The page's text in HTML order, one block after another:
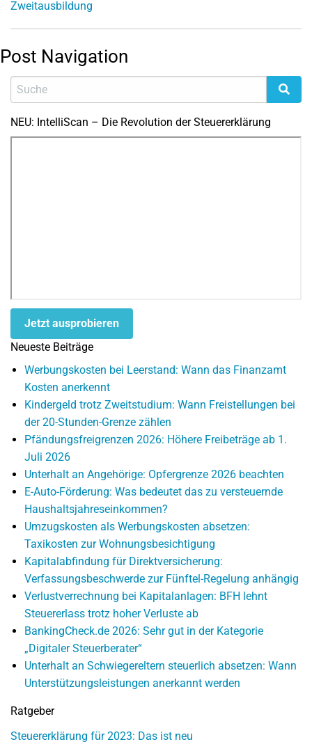
Zweitausbildung
Post Navigation
NEU: IntelliScan – Die Revolution der Steuererklärung
Jetzt ausprobieren
Neueste Beiträge
Werbungskosten bei Leerstand: Wann das Finanzamt
Kosten anerkennt
Kindergeld trotz Zweitstudium: Wann Freistellungen bei
der 20-Stunden-Grenze zählen
Pfändungsfreigrenzen 2026: Höhere Freibeträge ab 1.
Juli 2026
Unterhalt an Angehörige: Opfergrenze 2026 beachten
E-Auto-Förderung: Was bedeutet das zu versteuernde
Haushaltsjahreseinkommen?
Umzugskosten als Werbungskosten absetzen:
Taxikosten zur Wohnungsbesichtigung
Kapitalabfindung für Direktversicherung:
Verfassungsbeschwerde zur Fünftel-Regelung anhängig
Verlustverrechnung bei Kapitalanlagen: BFH lehnt
Steuererlass trotz hoher Verluste ab
BankingCheck.de 2026: Sehr gut in der Kategorie
„Digitaler Steuerberater“
Unterhalt an Schwiegereltern steuerlich absetzen: Wann
Unterstützungsleistungen anerkannt werden
Ratgeber
Steuererklärung für 2023: Das ist neu